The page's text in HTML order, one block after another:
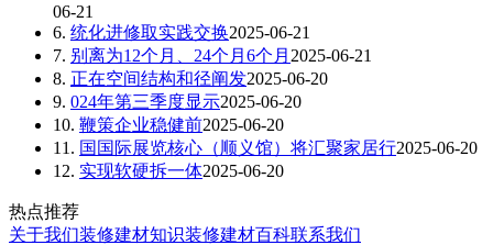
06-21
6. 统化进修取实践交换2025-06-21
7. 别离为12个月、24个月6个月 2025-06-21
8. 正在空间结构和径阐发2025-06-20
9. 024年第三季度显示2025-06-20
10. 鞭策企业稳健前2025-06-20
11. 国国际展览核心（顺义馆）将汇聚家居行2025-06-20
12. 实现软硬拆一体2025-06-20
热点推荐
关于我们装修建材知识装修建材百科联系我们